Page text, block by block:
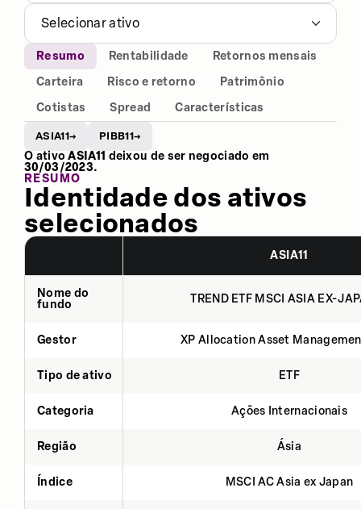
Selecionar ativo
Resumo Rentabilidade
Retornos mensais
Carteira
Risco e retorno
Patrimônio
Cotistas
Spread Características
ASIA11→ PIBB11→
O ativoASIA11 deixou de ser negociado em
30/03/2023.
RESUMO
Identidade dos ativos
selecionados
ASIA11
Nome do
fundo
TREND ETF MSCI ASIA EX-
Gestor XP Allocation Asset
Tipo de ativo ETF
Categoria Ações Internacionais
Região Ásia
Índice MSCI AC Asia ex Japan